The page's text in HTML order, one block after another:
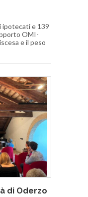
ipotecati e 139
OMI-
e il peso
di Oderzo